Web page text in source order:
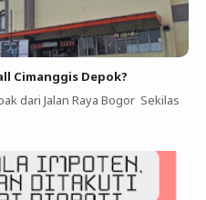
Cimanggis Depok?
dari Jalan Raya Bogor Sekilas